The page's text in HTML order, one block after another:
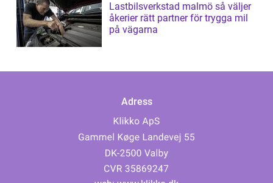
Lastbilsverkstad malmö så väljer
åkerier rätt partner för trygga mil
på vägarna
Adress